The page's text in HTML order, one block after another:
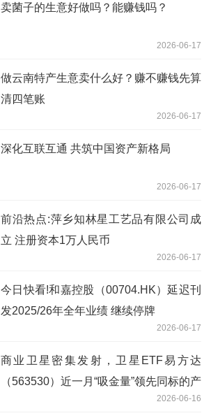
卖菌子的生意好做吗？能赚钱吗？
2026-06-17
做云南特产生意卖什么好？赚不赚钱先算
清四笔账
2026-06-17
深化互联互通 共筑中国资产新格局
2026-06-17
前沿热点:萍乡知林星工艺品有限公司成
立 注册资本1万人民币
2026-06-17
今日快看!和嘉控股（00704.HK）延迟刊
发2025/26年全年业绩 继续停牌
2026-06-17
商业卫星密集发射，卫星ETF易方达
（563530）近一月“吸金量”领先同标的产
2026-06-16